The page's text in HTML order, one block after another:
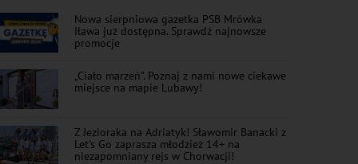
Nowa sierpniowa gazetka PSB Mrówka
Iława już dostępna. Sprawdź najnowsze
promocje
„Ciało marzeń”. Poznaj z nami nowe ciekawe
miejsce na mapie Lubawy!
Z Jezioraka na Adriatyk! Sławomir Banacki z
Let's Go zaprasza młodzież 14+ na
niezapomniany rejs w Chorwacji!